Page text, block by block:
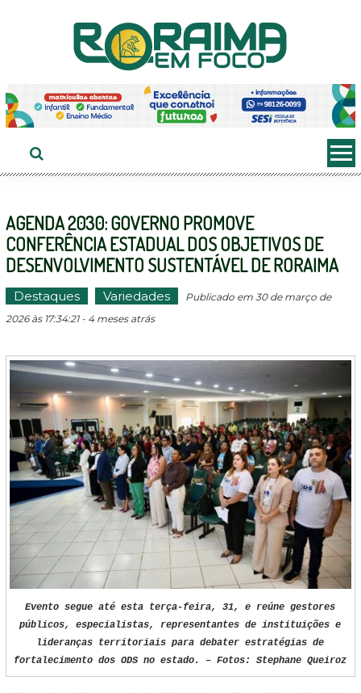
AGENDA 2030: GOVERNO PROMOVE
CONFERÊNCIA ESTADUAL DOS OBJETIVOS DE
DESENVOLVIMENTO SUSTENTÁVEL DE RORAIMA
Destaques Variedades
Publicado em 30 de março de
2026 às 17:34:21 - 4 meses atrás
Evento segue até esta terça-feira, 31, e reúne gestores
públicos, especialistas, representantes de instituições e
lideranças territoriais para debater estratégias de
fortalecimento dos ODS no estado. – Fotos: Stephane Queiroz